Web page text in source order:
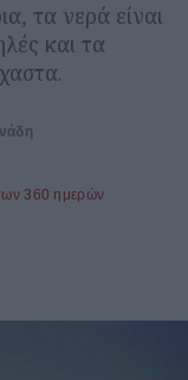
τα νερά είναι
και τα
360 ημερών